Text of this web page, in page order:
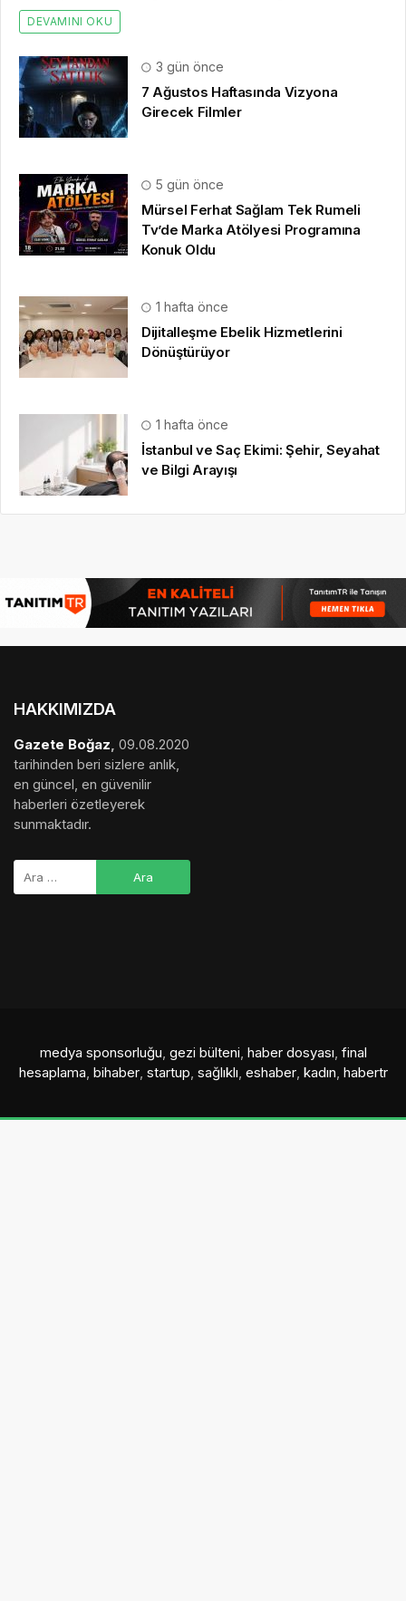
DEVAMINI OKU
3 gün önce
7 Ağustos Haftasında Vizyona
Girecek Filmler
5 gün önce
Mürsel Ferhat Sağlam Tek Rumeli
Tv’de Marka Atölyesi Programına
Konuk Oldu
1 hafta önce
Dijitalleşme Ebelik Hizmetlerini
Dönüştürüyor
1 hafta önce
İstanbul ve Saç Ekimi: Şehir, Seyahat
ve Bilgi Arayışı
HAKKIMIZDA
Gazete Boğaz, 09.08.2020
tarihinden beri sizlere anlık,
en güncel, en güvenilir
haberleri özetleyerek
sunmaktadır.
medya sponsorluğu, gezi bülteni, haber dosyası, final
hesaplama, bihaber, startup, sağlıklı, eshaber, kadın, habertr